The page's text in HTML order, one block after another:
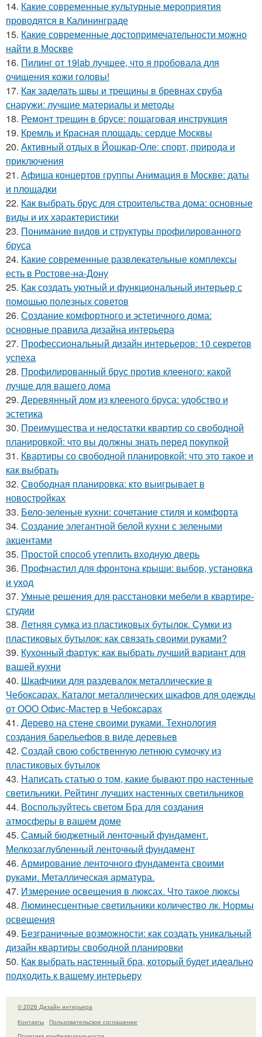
14. Какие современные культурные мероприятия
проводятся в Калининграде
15. Какие современные достопримечательности можно
найти в Москве
16. Пилинг от 19lab лучшее, что я пробовала для
очищения кожи головы!
17. Как заделать швы и трещины в бревнах сруба
снаружи: лучшие материалы и методы
18. Ремонт трещин в брусе: пошаговая инструкция
19. Кремль и Красная площадь: сердце Москвы
20. Активный отдых в Йошкар-Оле: спорт, природа и
приключения
21. Афиша концертов группы Анимация в Москве: даты
и площадки
22. Как выбрать брус для строительства дома: основные
виды и их характеристики
23. Понимание видов и структуры профилированного
бруса
24. Какие современные развлекательные комплексы
есть в Ростове-на-Дону
25. Как создать уютный и функциональный интерьер с
помощью полезных советов
26. Создание комфортного и эстетичного дома:
основные правила дизайна интерьера
27. Профессиональный дизайн интерьеров: 10 секретов
успеха
28. Профилированный брус против клееного: какой
лучше для вашего дома
29. Деревянный дом из клееного бруса: удобство и
эстетика
30. Преимущества и недостатки квартир со свободной
планировкой: что вы должны знать перед покупкой
31. Квартиры со свободной планировкой: что это такое и
как выбрать
32. Свободная планировка: кто выигрывает в
новостройках
33. Бело-зеленые кухни: сочетание стиля и комфорта
34. Создание элегантной белой кухни с зелеными
акцентами
35. Простой способ утеплить входную дверь
36. Профнастил для фронтона крыши: выбор, установка
и уход
37. Умные решения для расстановки мебели в квартире-
студии
38. Летняя сумка из пластиковых бутылок. Сумки из
пластиковых бутылок: как связать своими руками?
39. Кухонный фартук: как выбрать лучший вариант для
вашей кухни
40. Шкафчики для раздевалок металлические в
Чебоксарах. Каталог металлических шкафов для одежды
от ООО Офис-Мастер в Чебоксарах
41. Дерево на стене своими руками. Технология
создания барельефов в виде деревьев
42. Создай свою собственную летнюю сумочку из
пластиковых бутылок
43. Написать статью о том, какие бывают про настенные
светильники. Рейтинг лучших настенных светильников
44. Воспользуйтесь светом Бра для создания
атмосферы в вашем доме
45. Самый бюджетный ленточный фундамент.
Мелкозаглубленный ленточный фундамент
46. Армирование ленточного фундамента своими
руками. Металлическая арматура.
47. Измерение освещения в люксах. Что такое люксы
48. Люминесцентные светильники количество лк. Нормы
освещения
49. Безграничные возможности: как создать уникальный
дизайн квартиры свободной планировки
50. Как выбрать настенный бра, который будет идеально
подходить к вашему интерьеру
© 2026 Дизайн интерьера
Контакты
Пользовательское соглашение